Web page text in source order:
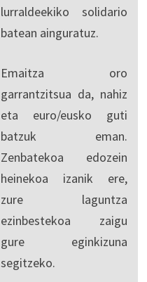
lurraldeekiko solidario
batean ainguratuz.
Emaitza oro
garrantzitsua da, nahiz
eta euro/eusko guti
batzuk eman.
Zenbatekoa edozein
heinekoa izanik ere,
zure laguntza
ezinbestekoa zaigu
gure eginkizuna
segitzeko.